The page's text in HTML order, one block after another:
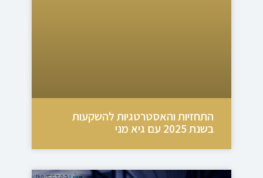
התחזיות והאסטרטגיות להשקעות
בשנת 2025 עם גיא מני